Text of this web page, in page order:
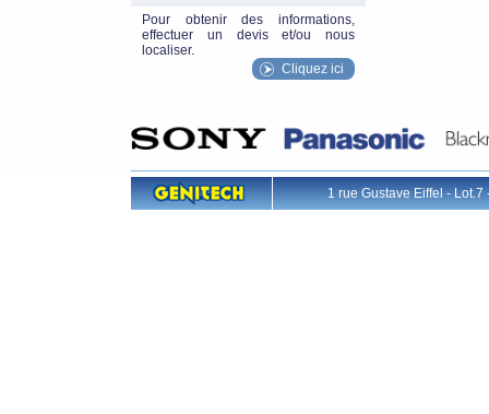
Pour obtenir des informations,
effectuer un devis et/ou nous
localiser.
Cliquez ici
1 rue Gustave Eiffel -